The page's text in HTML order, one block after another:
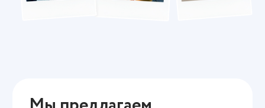
— бесплатное обучение